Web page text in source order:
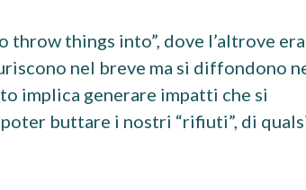
throw things into”, dove l’altrove era
nel breve ma si diffondono
implica generare impatti che si
buttare i nostri “rifiuti”, di